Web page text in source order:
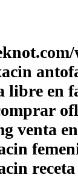
libre en
venta